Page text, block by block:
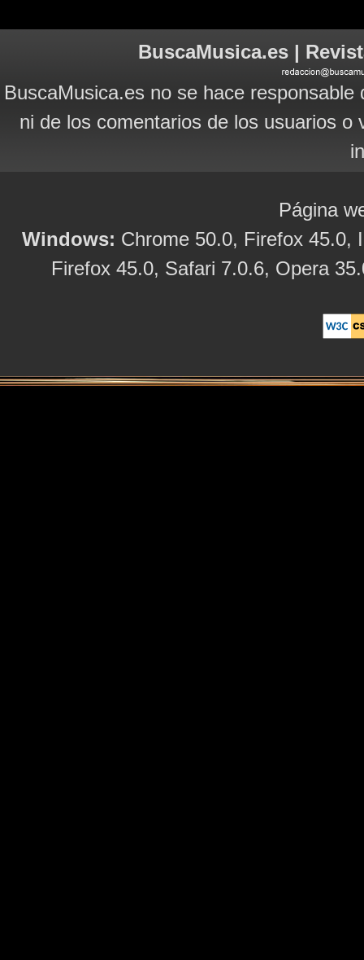
BuscaMusica.es |
BuscaMusica.es no se hace
ni de los comentarios de los usuarios
Página
Windows: Chrome 50.0, Firefox 45.0,
Firefox 45.0, Safari 7.0.6, Opera